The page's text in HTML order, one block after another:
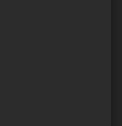
1.2 (PITUP)
1.2)